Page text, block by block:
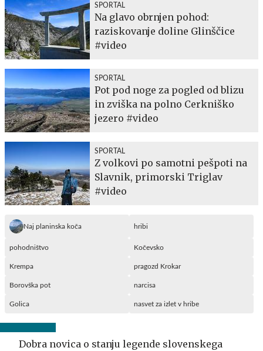
SPORTAL
Na glavo obrnjen pohod:
raziskovanje doline Glinščice
#video
SPORTAL
Pot pod noge za pogled od blizu
in zviška na polno Cerkniško
jezero #video
SPORTAL
Z volkovi po samotni pešpoti na
Slavnik, primorski Triglav
#video
Naj planinska koča hribi
pohodništvo Kočevsko
Krempa pragozd Krokar
Borovška pot narcisa
Golica nasvet za izlet v hribe
Dobra novica o stanju legende slovenskega